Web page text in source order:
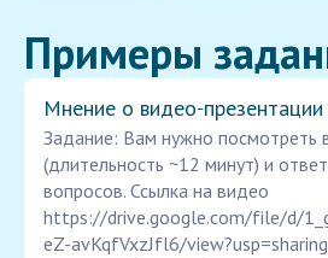
Примеры
Мнение о видео‑презентации
Задание: Вам нужно посмотреть
(длительность ~12 минут) и
вопросов. Ссылка на видео
https://drive.google.com/file/d/
eZ-avKqfVxzJfl6/